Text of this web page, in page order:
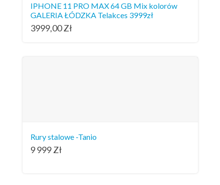
IPHONE 11 PRO MAX 64 GB Mix kolorów
GALERIA ŁÓDZKA Telakces 3999zł
3999,00Zł
Rury stalowe -Tanio
9 999Zł